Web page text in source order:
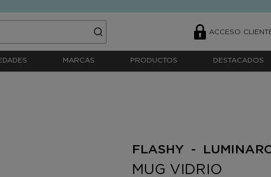
ACCESO
MARCAS PRODUCTOS DESTACADOS
FLASHY -
MUG VIDRIO